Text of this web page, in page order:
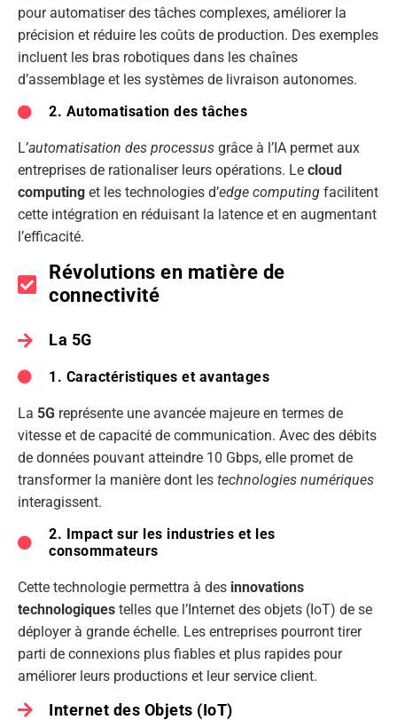
pour automatiser des tâches complexes, améliorer la
précision et réduire les coûts de production. Des exemples
incluent les bras robotiques dans les chaînes
d’assemblage et les systèmes de livraison autonomes.
2. Automatisation des tâches
L’automatisation des processus grâce à l’IA permet aux
entreprises de rationaliser leurs opérations. Le cloud
computing et les technologies d’edge computing facilitent
cette intégration en réduisant la latence et en augmentant
l’efficacité.
Révolutions en matière de
connectivité
La 5G
1. Caractéristiques et avantages
La 5G représente une avancée majeure en termes de
vitesse et de capacité de communication. Avec des débits
de données pouvant atteindre 10 Gbps, elle promet de
transformer la manière dont les technologies numériques
interagissent.
2. Impact sur les industries et les
consommateurs
Cette technologie permettra à des innovations
technologiques telles que l’Internet des objets (IoT) de se
déployer à grande échelle. Les entreprises pourront tirer
parti de connexions plus fiables et plus rapides pour
améliorer leurs productions et leur service client.
Internet des Objets (IoT)